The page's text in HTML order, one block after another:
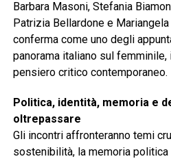
Barbara Masoni, Stefania
Patrizia Bellardone e
conferma come uno degli
panorama italiano sul
pensiero critico contemporaneo.
Politica, identità, memoria e
oltrepassare
Gli incontri affronteranno temi
sostenibilità, la memoria